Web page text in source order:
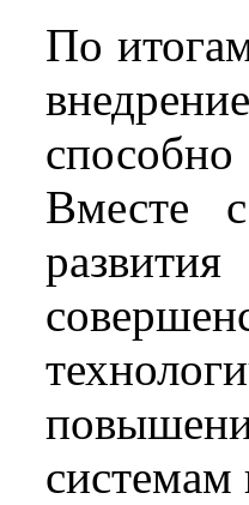
По
Вместе
системам